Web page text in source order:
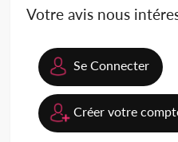
Votre avis nous
Se Connecter
Créer votre